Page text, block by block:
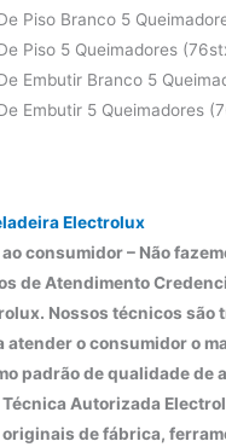
Piso Branco 5
Piso 5 Queimadores
Embutir Branco 5
Embutir 5 Queimadores
Electrolux
consumidor – Não
de Atendimento
Nossos técnicos são
atender o consumidor o
padrão de qualidade de
Autorizada
de fábrica,